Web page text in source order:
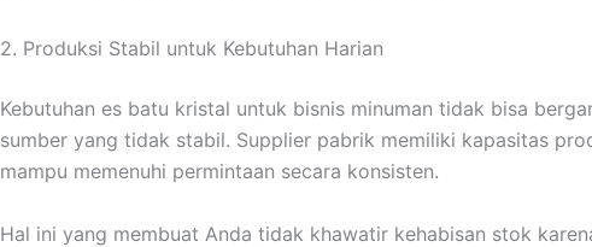
2. Produksi Stabil untuk Kebutuhan Harian
Kebutuhan es batu kristal untuk bisnis minuman tidak bisa
sumber yang tidak stabil. Supplier pabrik memiliki kapasitas
mampu memenuhi permintaan secara konsisten.
Hal ini yang membuat Anda tidak khawatir kehabisan stok